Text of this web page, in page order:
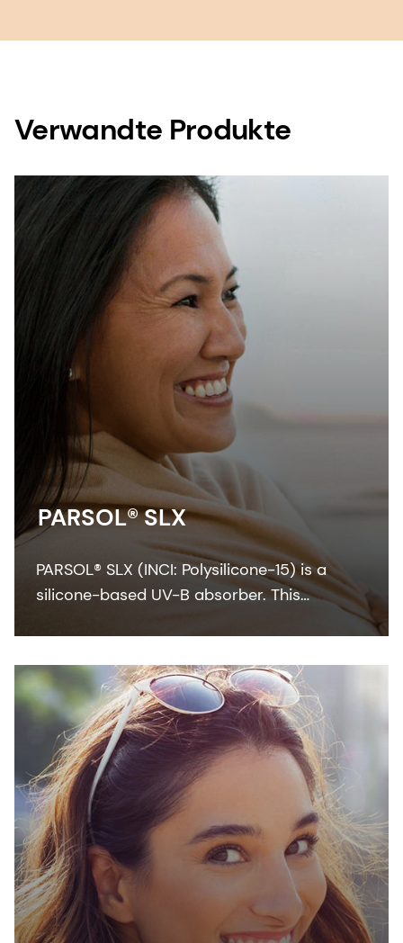
Verwandte Produkte
PARSOL® SLX
PARSOL® SLX (INCI: Polysilicone-15) is a
silicone-based UV-B absorber. This
sunscreen formulation.